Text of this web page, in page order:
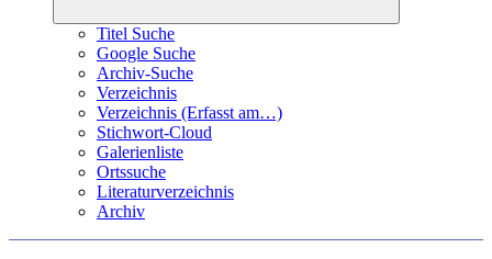
Titel Suche
Google Suche
Archiv-Suche
Verzeichnis
Verzeichnis (Erfasst am…)
Stichwort-Cloud
Galerienliste
Ortssuche
Literaturverzeichnis
Archiv